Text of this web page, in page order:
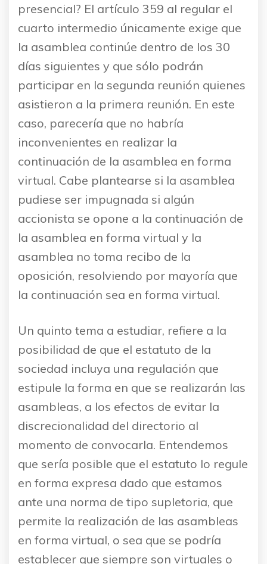
presencial? El artículo 359 al regular el
cuarto intermedio únicamente exige que
la asamblea continúe dentro de los 30
días siguientes y que sólo podrán
participar en la segunda reunión quienes
asistieron a la primera reunión. En este
caso, parecería que no habría
inconvenientes en realizar la
continuación de la asamblea en forma
virtual. Cabe plantearse si la asamblea
pudiese ser impugnada si algún
accionista se opone a la continuación de
la asamblea en forma virtual y la
asamblea no toma recibo de la
oposición, resolviendo por mayoría que
la continuación sea en forma virtual.
Un quinto tema a estudiar, refiere a la
posibilidad de que el estatuto de la
sociedad incluya una regulación que
estipule la forma en que se realizarán las
asambleas, a los efectos de evitar la
discrecionalidad del directorio al
momento de convocarla. Entendemos
que sería posible que el estatuto lo regule
en forma expresa dado que estamos
ante una norma de tipo supletoria, que
permite la realización de las asambleas
en forma virtual, o sea que se podría
establecer que siempre son virtuales o